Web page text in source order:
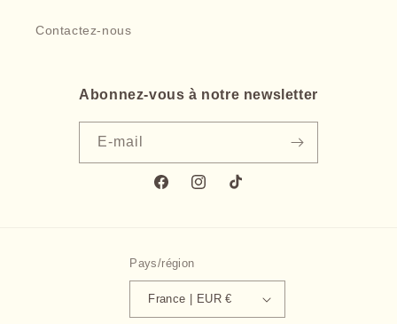
Contactez-nous
Abonnez-vous à notre newsletter
E-mail
FacebookInstagramTikTok
Pays/région
France | EUR €